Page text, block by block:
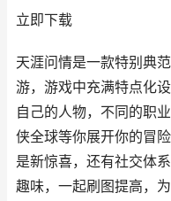
立即下载
天涯问情是一款特别典
游，游戏中充满特点化
自己的人物，不同的职
侠全球等你展开你的冒
是新惊喜，还有社交体
趣味，一起刷图提高，